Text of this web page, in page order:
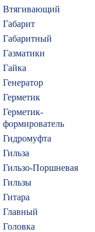
Втягивающий
Габарит
Габаритный
Газматики
Гайка
Генератор
Герметик
Герметик-
формирователь
Гидромуфта
Гильза
Гильзо-Поршневая
Гильзы
Гитара
Главный
Головка